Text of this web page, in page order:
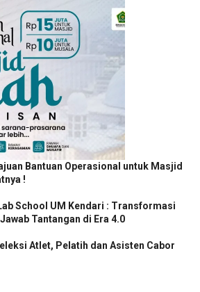
Bantuan Operasional untuk Masjid
!
School UM Kendari : Transformasi
Tantangan di Era 4.0
Atlet, Pelatih dan Asisten Cabor